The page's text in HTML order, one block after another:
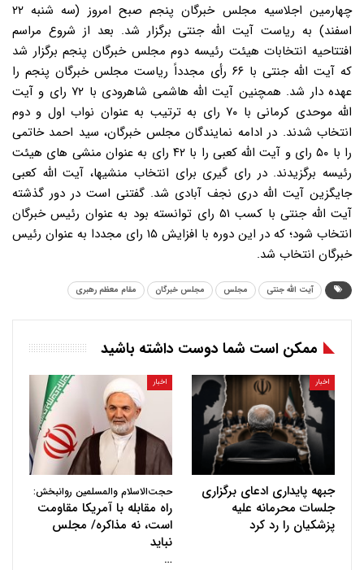
چهارمین اجلاسیه مجلس خبرگان پنجم صبح امروز (سه شنبه ۲۲
اسفند) به ریاست آیت الله جنتی برگزار شد. بعد از شروع مراسم
افتتاحیه انتخابات هیئت رئیسه دوم مجلس خبرگان پنجم برگزار شد
که آیت الله جنتی با ۶۶ رأی مجدداً ریاست مجلس خبرگان پنجم را
عهده دار شد. همچنین آیت الله هاشمی شاهرودی با ۷۲ رای و آیت
الله موحدی کرمانی با ۷۰ رای به ترتیب به عنوان نواب اول و دوم
انتخاب شدند. در ادامه نمایندگان مجلس خبرگان، سید احمد خاتمی
را با ۵۰ رای و آیت الله کعبی را با ۴۲ رای به عنوان منشی های هیئت
رئیسه برگزیدند. در رای گیری برای انتخاب منشیها، آیت الله کعبی
جایگزین آیت الله دری نجف آبادی شد. گفتنی است در دور گذشته
آیت الله جنتی با کسب ۵۱ رای توانسته بود به عنوان رئیس خبرگان
انتخاب شود؛ که در این دوره با افزایش ۱۵ رای مجددا به عنوان رئیس
خبرگان انتخاب شد.
آیت الله جنتی مجلس مجلس خبرگان مقام معظم رهبری
ممکن است شما دوست داشته باشید
اخبار
جبهه پایداری ادعای برگزاری
جلسات محرمانه علیه
پزشکیان را رد کرد
اخبار
حجت‌الاسلام والمسلمین روانبخش:
راه مقابله با آمریکا مقاومت
است، نه مذاکره/ مجلس
نباید
…